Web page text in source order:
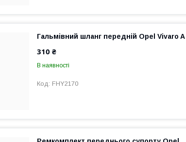
Гальмівний шланг передній Opel Vivaro A
310 ₴
В наявності
FHY2170